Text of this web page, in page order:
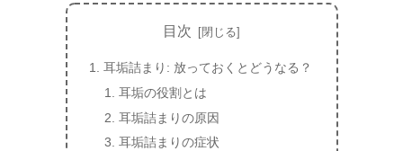
目次
耳垢詰まり: 放っておくとどうなる？
耳垢の役割とは
耳垢詰まりの原因
耳垢詰まりの症状